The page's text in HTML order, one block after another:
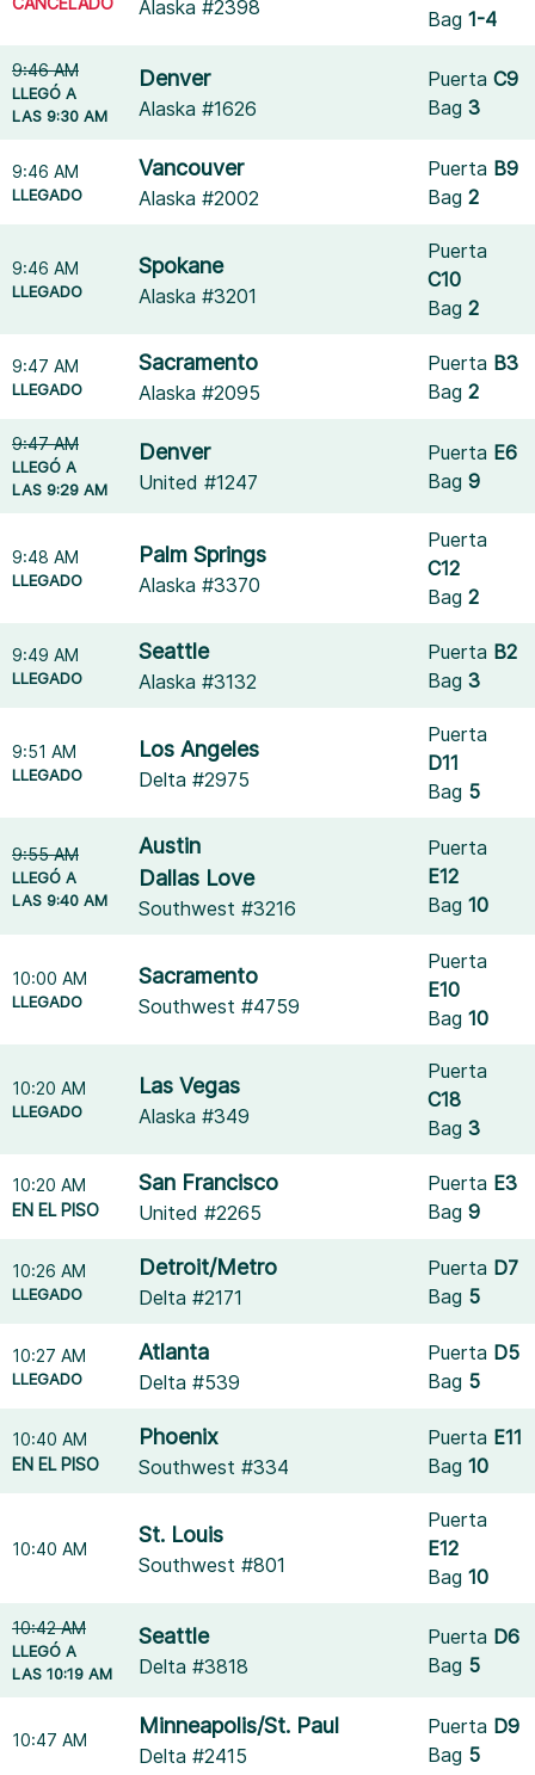
Alaska #2398
Bag1-4
9:46 AM
LLEGÓ A
LAS 9:30 AM
Denver
Alaska #1626
PuertaC9
Bag3
9:46 AM
LLEGADO
Vancouver
Alaska #2002
Puerta B9
Bag2
9:46 AM
LLEGADO
Spokane
Alaska #3201
Puerta
C10
Bag2
9:47 AM
LLEGADO
Sacramento
Alaska #2095
Puerta B3
Bag2
9:47 AM
LLEGÓ A
LAS 9:29 AM
Denver
United #1247
Puerta E6
Bag9
9:48 AM
LLEGADO
Palm Springs
Alaska #3370
Puerta
C12
Bag2
9:49 AM
LLEGADO
Seattle
Alaska #3132
Puerta B2
Bag3
9:51 AM
LLEGADO
Los Angeles
Delta #2975
Puerta
D11
Bag 5
9:55 AM
LLEGÓ A
LAS 9:40 AM
Austin
Dallas Love
Southwest #3216
Puerta
E12
Bag10
10:00 AM
LLEGADO
Sacramento
Southwest #4759
Puerta
E10
Bag10
10:20 AM
LLEGADO
Las Vegas
Alaska #349
Puerta
C18
Bag3
10:20 AM
EN EL PISO
San Francisco
United #2265
Puerta E3
Bag9
10:26 AM
LLEGADO
Detroit/Metro
Delta #2171
Puerta D7
Bag 5
10:27 AM
LLEGADO
Atlanta
Delta #539
Puerta D5
Bag 5
10:40 AM
EN EL PISO
Phoenix
Southwest #334
Puerta E11
Bag10
10:40 AM
St. Louis
Southwest #801
Puerta
E12
Bag10
10:42 AM
LLEGÓ A
LAS 10:19 AM
Seattle
Delta #3818
Puerta D6
Bag 5
10:47 AM
Minneapolis/St. Paul
Delta #2415
Puerta D9
Bag 5